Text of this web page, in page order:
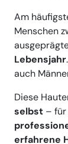
Am
Menschen
Lebensjahr
auch
Diese
selbst –
erfahrene